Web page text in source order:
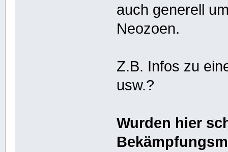
auch generell
Neozoen.
Z.B. Infos zu
usw.?
Wurden hier